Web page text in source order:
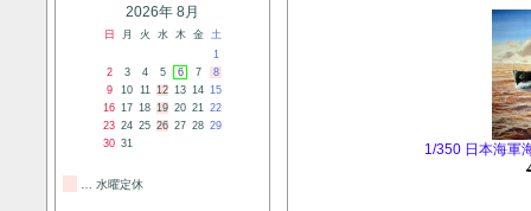
2026年 8月
日 月 火 水 木 金
土
1
2
3 4 5 6 7
8
9
10 11 12 13 14 15
16 17 18 19 20 21 22
23 24 25 26 27 28 29
30 31
… 水曜定休
1/350 日本海軍